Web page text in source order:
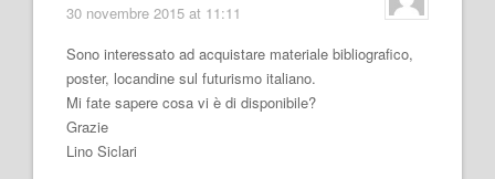
30 novembre 2015 at 11:11
Sono interessato ad acquistare materiale bibliografico,
poster, locandine sul futurismo italiano.
Mi fate sapere cosa vi è di disponibile?
Grazie
Lino Siclari